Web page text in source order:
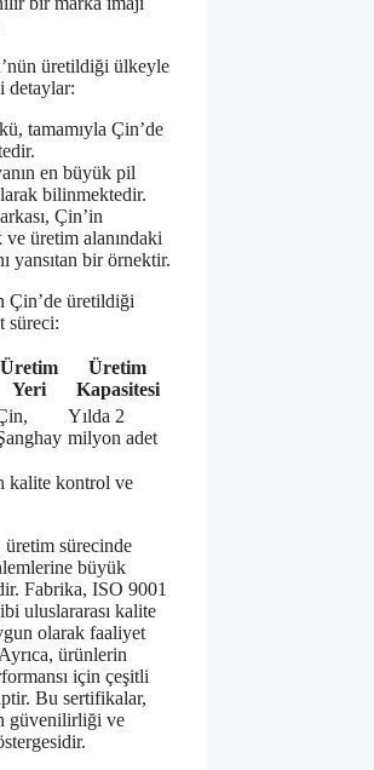
üretildiği ülkeyle
detaylar:
tamamıyla Çin’de
en büyük pil
bilinmektedir.
Çin’in
üretim alanındaki
yansıtan bir örnektir.
Çin’de üretildiği
süreci:
Üretim
Yeri
Üretim
Kapasitesi
Yılda 2
milyon adet
kalite kontrol ve
üretim sürecinde
büyük
Fabrika, ISO 9001
uluslararası kalite
olarak faaliyet
ürünlerin
için çeşitli
Bu sertifikalar,
güvenilirliği ve